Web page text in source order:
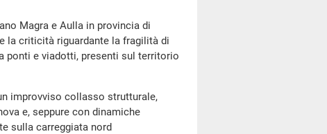
Magra e Aulla in provincia di
la criticità riguardante la fragilità di
ponti e viadotti, presenti sul territorio
collasso strutturale,
e, seppure con dinamiche
sulla carreggiata nord